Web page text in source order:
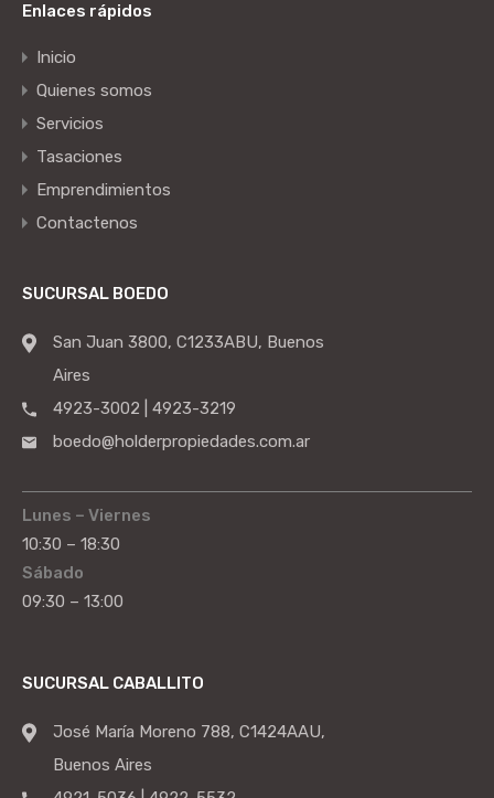
Enlaces rápidos
Inicio
Quienes somos
Servicios
Tasaciones
Emprendimientos
Contactenos
SUCURSAL BOEDO
San Juan 3800, C1233ABU, Buenos
Aires
4923-3002 | 4923-3219
boedo@holderpropiedades.com.ar
Lunes – Viernes
10:30 – 18:30
Sábado
09:30 – 13:00
SUCURSAL CABALLITO
José María Moreno 788, C1424AAU,
Buenos Aires